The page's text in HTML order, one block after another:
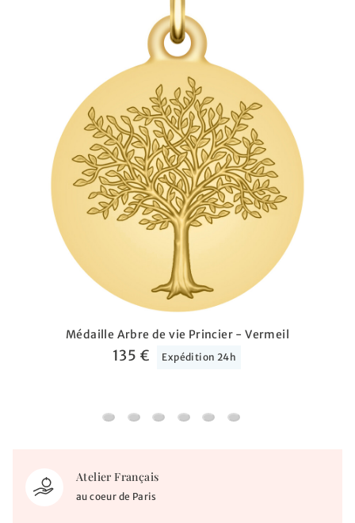
Médaille Arbre de vie Princier - Vermeil
135 € Expédition 24h
Médaille Arbre de vie Princier - Vermeil
Médaille Vierge à la rose - Vermeil
Médaille Vierge à l'enfant - Amour
Médaille Vierge mère du
Médaille Vierge à l'enfant
Médaille Ange
Atelier Français
au coeur de Paris